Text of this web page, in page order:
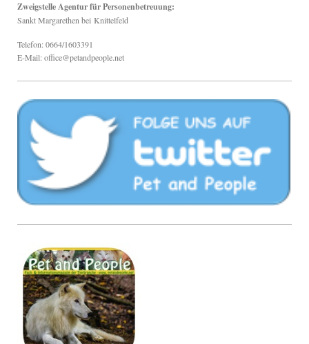
Zweigstelle Agentur für Personenbetreuung:
Sankt Margarethen bei Knittelfeld
Telefon: 0664/1603391
E-Mail: office@petandpeople.net